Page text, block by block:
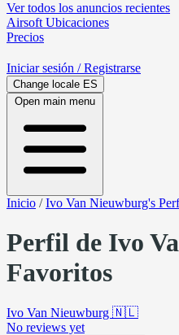
Ver todos los anuncios recientes
Airsoft Ubicaciones
Precios
Iniciar sesión / Registrarse
Change locale ES
Open main menu
Inicio /Ivo Van Nieuwburg's
Perfil de Ivo
Favoritos
Ivo Van Nieuwburg 🇳🇱
No reviews yet